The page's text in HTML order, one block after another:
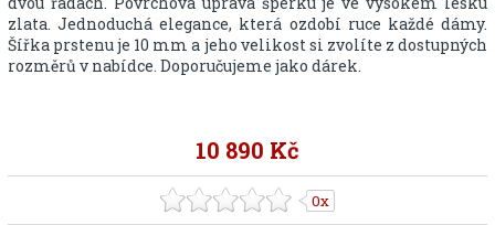
zlata. Jednoduchá elegance, která ozdobí ruce každé dámy.
Šířka prstenu je 10 mm a jeho velikost si zvolíte z dostupných
rozměrů v nabídce. Doporučujeme jako dárek.
10 890 Kč
0x